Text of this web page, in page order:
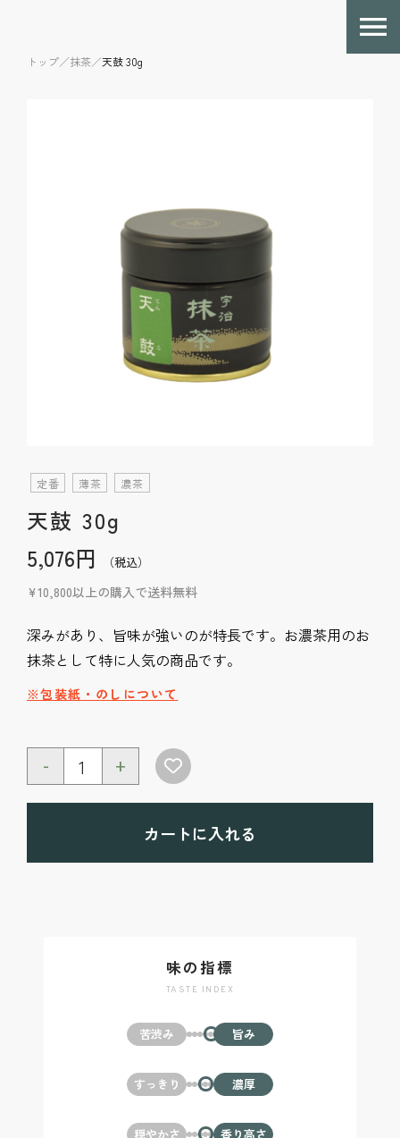
トップ／抹茶／天鼓 30g
定番 薄茶 濃茶
天鼓 30g
5,076円
（税込）
¥10,800以上の購入で送料無料
深みがあり、旨味が強いのが特長です。お濃茶用のお
抹茶として特に人気の商品です。
※包装紙・のしについて
- +
カートに入れる
味の指標
TASTE INDEX
苦渋み 旨み
すっきり 濃厚
穏やかさ 香り高さ